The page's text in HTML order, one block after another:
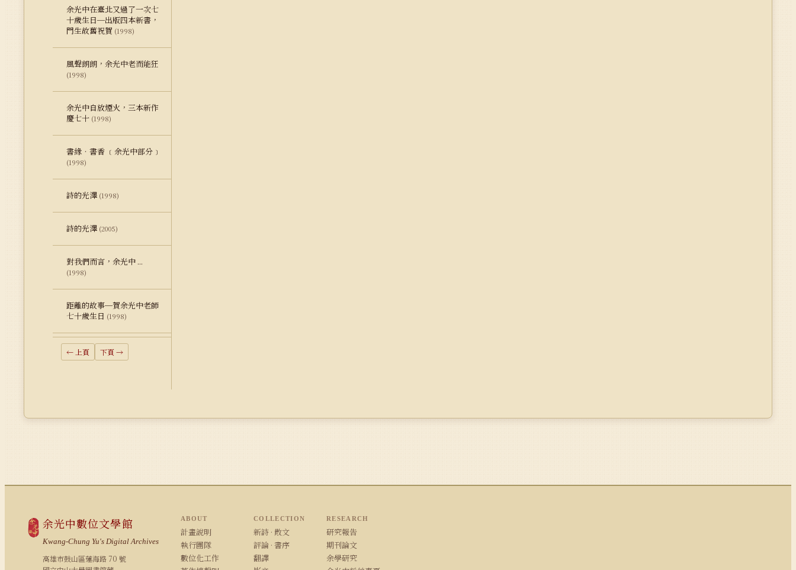
余光中在臺北又過了一次七
十歲生日─出版四本新書，
門生故舊祝賀 (1998)
風聲朗朗，余光中老而能狂
(1998)
余光中自放煙火，三本新作
慶七十 (1998)
書緣‧書香 ﹝余光中部分﹞
(1998)
詩的光澤 (1998)
詩的光澤 (2005)
對我們而言，余光中 ...
(1998)
距離的故事─賀余光中老師
七十歲生日 (1998)
← 上頁 下頁 →
余光中數位文學館
Kwang-Chung Yu's Digital Archives
高雄市鼓山區蓮海路 70 號
ABOUT
計畫說明
執行團隊
數位化工作
COLLECTION
新詩 · 散文
評論 · 書序
翻譯
RESEARCH
研究報告
期刊論文
余學研究